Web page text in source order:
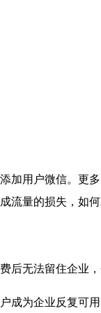
加用户微信。更
流量的损失，如
无法留住企业，
企业反复可用